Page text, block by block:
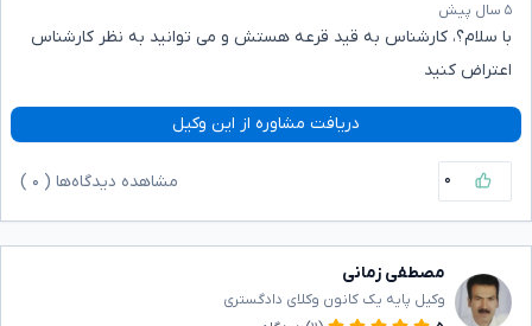
۵ سال پیش
با سلام؟، کارشناس به قید قرعه هستش و می توانید به نظر کارشناس
اعتراض کنید
دریافت مشاوره از این وکیل
۰ مشاهده دیدگاه‌ها ( ۰
مصطفی زمانی
وکیل پایه یک کانون وکلای دادگستری